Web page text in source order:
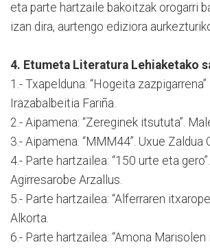
eta parte hartzaile bakoitzak orogarri
izan dira, aurtengo ediziora
4. Etumeta Literatura Lehiaketako
1.- Txapelduna: “Hogeita zazpigarrena”
Irazabalbeitia Fariña.
2.- Aipamena: “Zereginek itsututa”.
3.- Aipamena. “MMM44”. Uxue Zaldua
4.- Parte hartzailea: “150 urte eta
Agirresarobe Arzallus.
5.- Parte hartzailea: “Alferraren
Alkorta.
6.- Parte hartzailea: “Amona Marisolen